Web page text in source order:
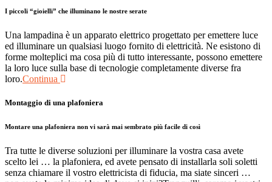
I piccoli “gioielli” che illuminano le nostre serate
Una lampadina è un apparato elettrico progettato per emettere luce
ed illuminare un qualsiasi luogo fornito di elettricità. Ne esistono di
forme molteplici ma cosa più di tutto interessante, possono emettere
la loro luce sulla base di tecnologie completamente diverse fra
loro.Continua
Montaggio di una plafoniera
Montare una plafoniera non vi sarà mai sembrato più facile di così
Tra tutte le diverse soluzioni per illuminare la vostra casa avete
scelto lei … la plafoniera, ed avete pensato di installarla soli soletti
senza chiamare il vostro elettricista di fiducia, ma siate sinceri …